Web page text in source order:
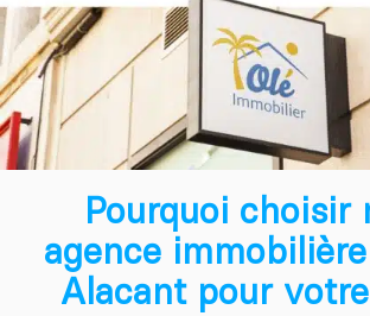
Pourquoi choisir
agence
Alacant pour